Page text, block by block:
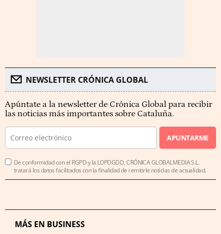
NEWSLETTER CRÓNICA GLOBAL
Apúntate a la newsletter de Crónica Global para recibir
las noticias más importantes sobre Cataluña.
APUNTARME
De conformidad con el RGPD y la LOPDGDD, CRÓNICA GLOBALMEDIA S.L.
tratará los datos facilitados con la finalidad de remitirle noticias de actualidad.
MÁS EN BUSINESS